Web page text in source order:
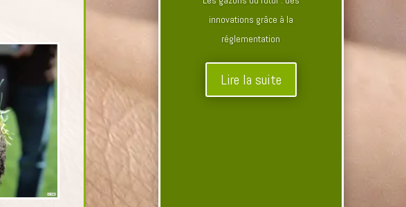
innovations grâce à la
réglementation
Lire la suite